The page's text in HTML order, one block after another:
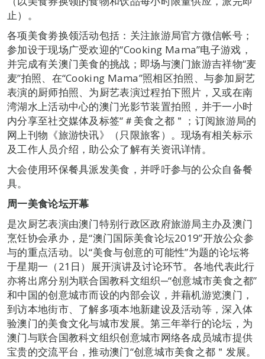
止）。
各项美食劵换领活动包括：关注旅游局官方微信帐号；
参加设于现场广受欢迎的“Cooking Mama”电子游戏，
并完成有关澳门美食的挑战；即场与澳门旅游吉祥物“麦
麦”拍照、在“Cooking Mama”照相区拍照、与参加厨艺
表演的厨师拍照、为厨艺表演过程拍下照片，又或在南
湾湖水上活动中心的澳门光影节装置拍照，并于一小时
内分享至社交媒体及标签“＃美食之都＂；订阅旅游局的
网上刊物《旅游快讯》（只限旅客）。现场有相关标示
及工作人员介绍，助公众了解有关资讯详情。
大会使用环保餐具派发美食，并呼吁参与的公众自备餐
具。
周一美食论坛开幕
是次厨艺表演由澳门特别行政区政府旅游局主办及澳门
烹饪协会承办，是“澳门国际美食论坛2019”开放公众参
与的重点活动。以“美食与创意的可能性”为题的论坛将
于星期一（21日）展开演讲及讨论环节。各地代表此行
亦将出席分别为联合国教科文组织─“创意城市美食之都”
和中国的创意城市而设的内部会议，并藉机游览澳门，
到访本地街市、了解多项本地新建设及活动等，深入体
验澳门的美食文化与城市发展。第三年举行的论坛，为
澳门与联合国教科文组织创意城市网络各成员城市提供
宝贵的交流平台，推动澳门“创意城市美食之都＂发展。